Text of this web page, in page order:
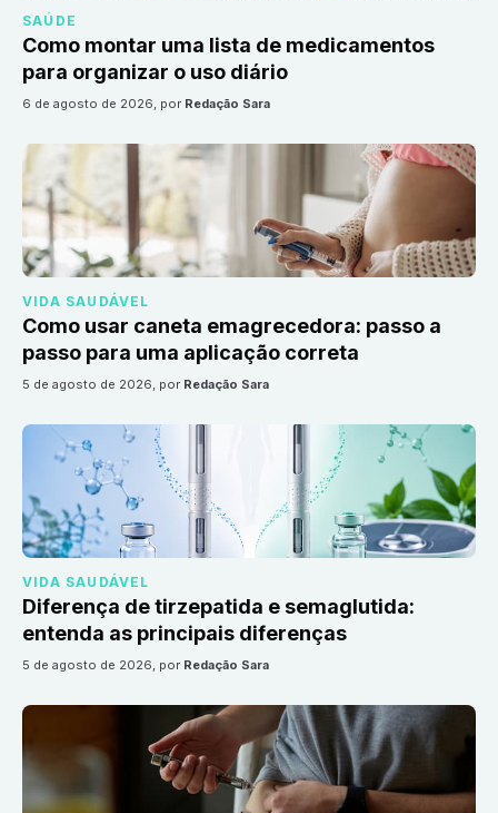
SAÚDE
Como montar uma lista de medicamentos
para organizar o uso diário
6 de agosto de 2026, por Redação Sara
VIDA SAUDÁVEL
Como usar caneta emagrecedora: passo a
passo para uma aplicação correta
5 de agosto de 2026, por Redação Sara
VIDA SAUDÁVEL
Diferença de tirzepatida e semaglutida:
entenda as principais diferenças
5 de agosto de 2026, por Redação Sara